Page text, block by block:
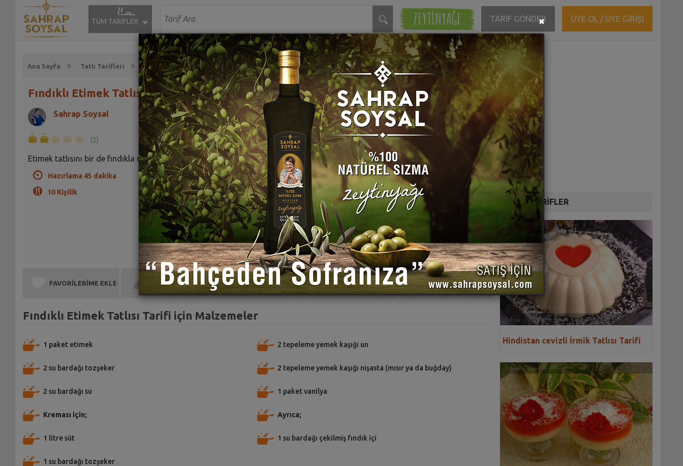
TÜM TARİFLER ZEYTİNYAĞI TARİF GÖNDER ÜYE OL / ÜYE GİRİŞİ
Ana Sayfa Tatlı Tarifleri Sütlü Tatlı Tarifleri
Fındıklı Etimek Tatlısı Tarifi
Sahrap Soysal
(2)
Etimek tatlısını bir de fındıkla deneyin
Hazırlama 45 dakika
10 Kişilik
FAVORİLERİME EKLE BEN DE YAPTIM TARİFE PUAN VER TARİFİ PAYLAŞ TARİFİ YAZDIR
Fındıklı Etimek Tatlısı Tarifi için Malzemeler
1 paket etimek
2 su bardağı tozşeker
2 su bardağı su
Kreması için;
1 litre süt
1 su bardağı tozşeker
2 tepeleme yemek kaşığı un
2 tepeleme yemek kaşığı nişasta (mısır ya da buğday)
1 paket vanilya
Ayrıca;
1 su bardağı çekilmiş fındık içi
DİĞER TARİFLER
Hindistan cevizli İrmik Tatlısı Tarifi
×Close